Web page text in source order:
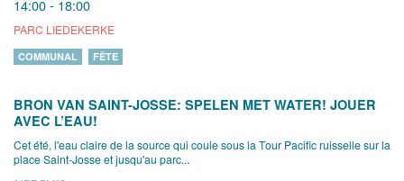
14:00 - 18:00
PARC LIEDEKERKE
COMMUNAL FÊTE
BRON VAN SAINT-JOSSE: SPELEN MET WATER! JOUER
AVEC L’EAU!
Cet été, l'eau claire de la source qui coule sous la Tour Pacific ruisselle sur la
place Saint-Josse et jusqu'au parc...